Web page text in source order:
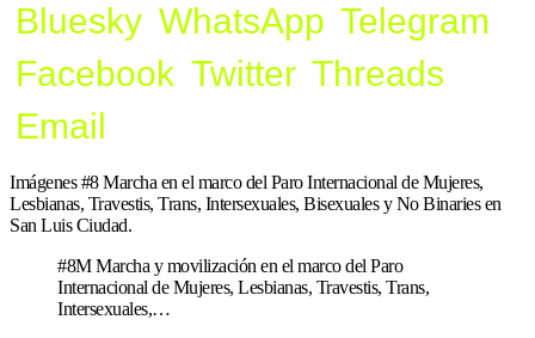
Bluesky WhatsApp Telegram
Facebook Twitter Threads
Email
Imágenes #8 Marcha en el marco del Paro Internacional de Mujeres,
Lesbianas, Travestis, Trans, Intersexuales, Bisexuales y No Binaries en
San Luis Ciudad.
#8M Marcha y movilización en el marco del Paro
Internacional de Mujeres, Lesbianas, Travestis, Trans,
Intersexuales,…